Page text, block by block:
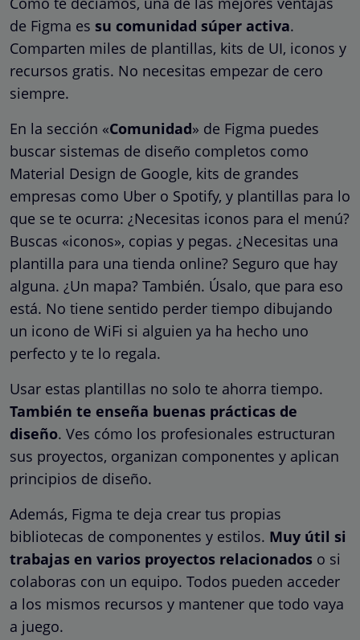
de Figma es su comunidad súper activa.
Comparten miles de plantillas, kits de UI, iconos y
recursos gratis. No necesitas empezar de cero
siempre.
En la sección «Comunidad» de Figma puedes
buscar sistemas de diseño completos como
Material Design de Google, kits de grandes
empresas como Uber o Spotify, y plantillas para lo
que se te ocurra: ¿Necesitas iconos para el menú?
Buscas «iconos», copias y pegas. ¿Necesitas una
plantilla para una tienda online? Seguro que hay
alguna. ¿Un mapa? También. Úsalo, que para eso
está. No tiene sentido perder tiempo dibujando
un icono de WiFi si alguien ya ha hecho uno
perfecto y te lo regala.
Usar estas plantillas no solo te ahorra tiempo.
También te enseña buenas prácticas de
diseño. Ves cómo los profesionales estructuran
sus proyectos, organizan componentes y aplican
principios de diseño.
Además, Figma te deja crear tus propias
bibliotecas de componentes y estilos. Muy útil si
trabajas en varios proyectos relacionados o si
colaboras con un equipo. Todos pueden acceder
a los mismos recursos y mantener que todo vaya
a juego.